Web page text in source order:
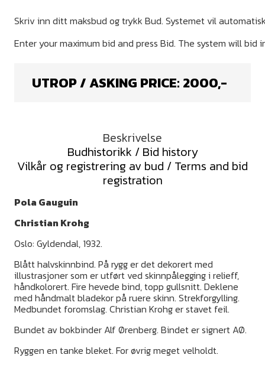
UTROP / ASKING PRICE: 2000,-
Beskrivelse
Budhistorikk / Bid history
Vilkår og registrering av bud / Terms and bid
registration
Pola Gauguin
Christian Krohg
Oslo: Gyldendal, 1932.
Blått halvskinnbind. På rygg er det dekorert med
illustrasjoner som er utført ved skinnpålegging i relieff,
håndkolorert. Fire hevede bind, topp gullsnitt. Deklene
med håndmalt bladekor på ruere skinn. Strekforgylling.
Medbundet foromslag. Christian Krohg er stavet feil.
Bundet av bokbinder Alf Ørenberg. Bindet er signert AØ.
Ryggen en tanke bleket. For øvrig meget velholdt.